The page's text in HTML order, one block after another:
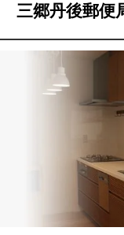
三郷丹後郵便